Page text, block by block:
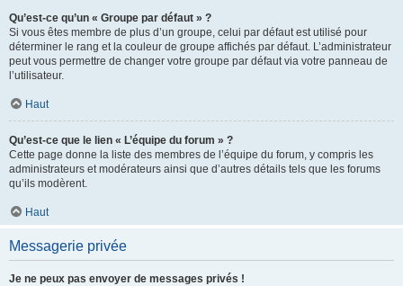
Qu’est-ce qu’un « Groupe par défaut » ?
Si vous êtes membre de plus d’un groupe, celui par défaut est utilisé pour
déterminer le rang et la couleur de groupe affichés par défaut. L’administrateur
peut vous permettre de changer votre groupe par défaut via votre panneau de
l’utilisateur.
Haut
Qu’est-ce que le lien « L’équipe du forum » ?
Cette page donne la liste des membres de l’équipe du forum, y compris les
administrateurs et modérateurs ainsi que d’autres détails tels que les forums
qu’ils modèrent.
Haut
Messagerie privée
Je ne peux pas envoyer de messages privés !